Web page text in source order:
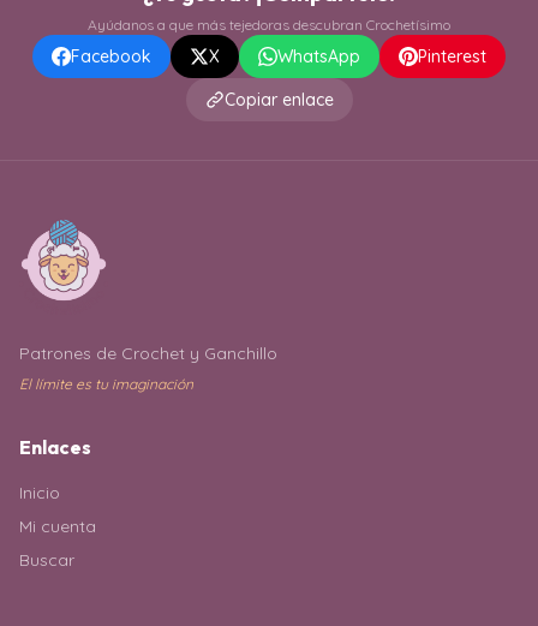
Ayúdanos a que más tejedoras descubran Crochetísimo
Facebook X WhatsApp
Pinterest
Copiar enlace
Patrones de Crochet y Ganchillo
El límite es tu imaginación
Enlaces
Inicio
Mi cuenta
Buscar